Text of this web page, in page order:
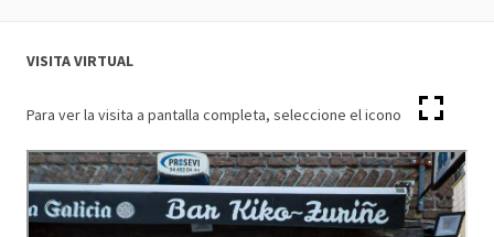
VISITA VIRTUAL
Para ver la visita a pantalla completa, seleccione el icono